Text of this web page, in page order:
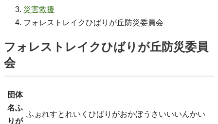
災害救援
フォレストレイクひばりが丘防災委員会
フォレストレイクひばりが丘防災委員
会
団体
名ふ
りが
ふぉれすとれいくひばりがおかぼうさいいいんかい